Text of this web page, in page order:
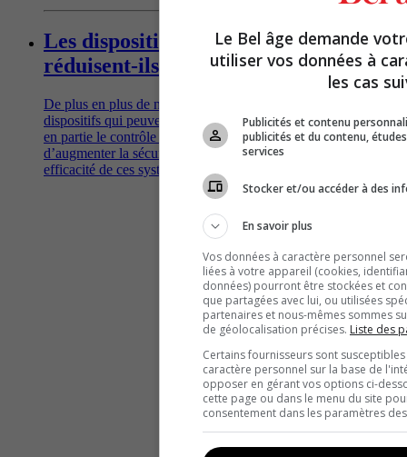
Les dispositifs d’aide à la conduite
réduisent-ils vraiment les accidents?
De plus en plus de nouvelles voitures sont équipées de
dispositifs qui peuvent alerter le conducteur et même prendre
en partie le contrôle à sa place, théoriquement dans le but
d’augmenter la sécurité sur les routes. Qu'en est-il de la réelle
efficacité de ces systèmes?
Le Bel âge demande
utiliser vos données à
les cas
Publicités et contenu
publicités et du contenu,
services
Stocker et/ou accéder à des
En savoir plus
Vos données à caractère personnel
liées à votre appareil (cookies,
données) pourront être stockées et
que partagées avec lui, ou utilisées
partenaires et nous-mêmes sommes
de géolocalisation précises. Liste des
Certains fournisseurs sont
caractère personnel sur la base de
opposer en gérant vos options ci-
cette page ou dans le menu du site
consentement dans les paramètres